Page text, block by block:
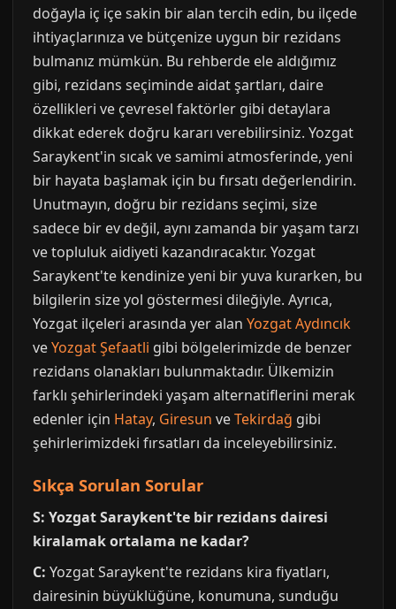
doğayla iç içe sakin bir alan tercih edin, bu ilçede
ihtiyaçlarınıza ve bütçenize uygun bir rezidans
bulmanız mümkün. Bu rehberde ele aldığımız
gibi, rezidans seçiminde aidat şartları, daire
özellikleri ve çevresel faktörler gibi detaylara
dikkat ederek doğru kararı verebilirsiniz. Yozgat
Saraykent'in sıcak ve samimi atmosferinde, yeni
bir hayata başlamak için bu fırsatı değerlendirin.
Unutmayın, doğru bir rezidans seçimi, size
sadece bir ev değil, aynı zamanda bir yaşam tarzı
ve topluluk aidiyeti kazandıracaktır. Yozgat
Saraykent'te kendinize yeni bir yuva kurarken, bu
bilgilerin size yol göstermesi dileğiyle. Ayrıca,
Yozgat ilçeleri arasında yer alan Yozgat Aydıncık
veYozgat Şefaatli gibi bölgelerimizde de benzer
rezidans olanakları bulunmaktadır. Ülkemizin
farklı şehirlerindeki yaşam alternatiflerini merak
edenler için Hatay, Giresun veTekirdağ gibi
şehirlerimizdeki fırsatları da inceleyebilirsiniz.
Sıkça Sorulan Sorular
S: Yozgat Saraykent'te bir rezidans dairesi
kiralamak ortalama ne kadar?
C: Yozgat Saraykent'te rezidans kira fiyatları,
dairesinin büyüklüğüne, konumuna, sunduğu